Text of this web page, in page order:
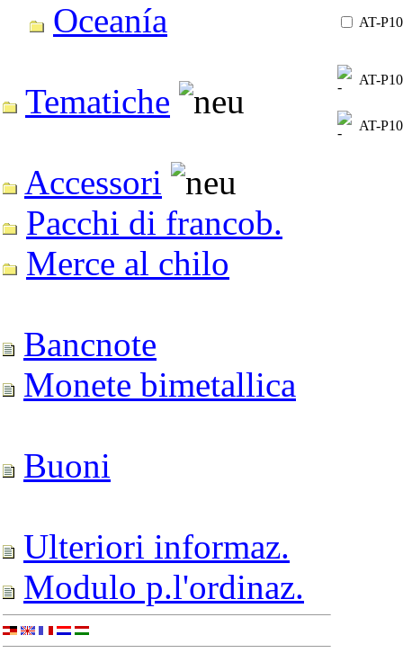
Oceanía
Tematiche
Accessori
Pacchi di francob.
Merce al chilo
Bancnote
Monete bimetallica
Buoni
Ulteriori informaz.
Modulo p.l'ordinaz.
AT-
AT-
AT-